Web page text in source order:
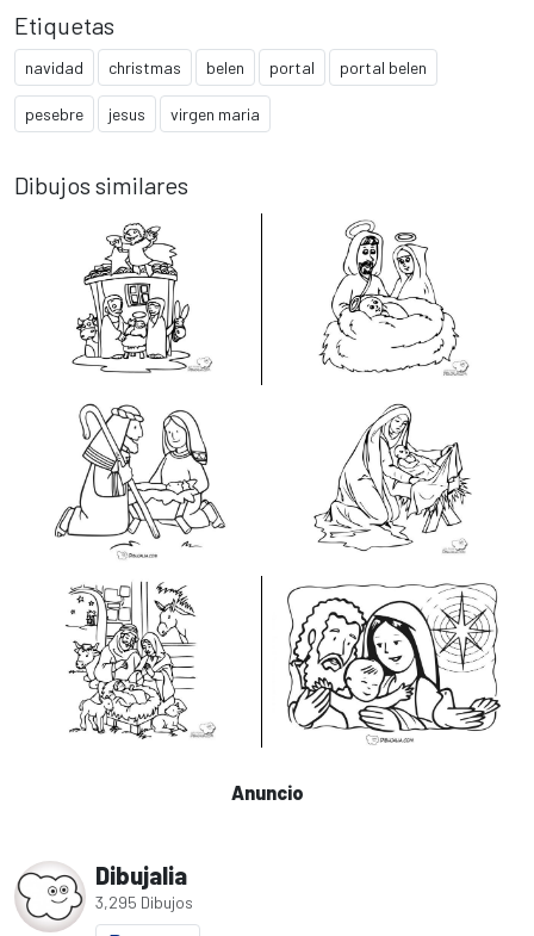
Etiquetas
navidad christmas belen portal portal belen
pesebre jesus virgen maria
Dibujos similares
Anuncio
Dibujalia
3,295 Dibujos